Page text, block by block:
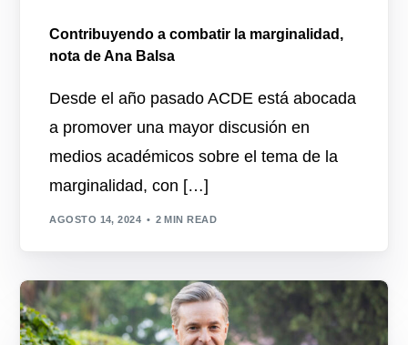
Contribuyendo a combatir la marginalidad,
nota de Ana Balsa
Desde el año pasado ACDE está abocada
a promover una mayor discusión en
medios académicos sobre el tema de la
marginalidad, con […]
AGOSTO 14, 2024 2 MIN READ